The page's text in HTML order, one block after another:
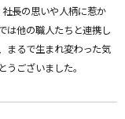
長の思いや人柄に惹か
は他の職人たちと連携し
まるで生まれ変わった気
ございました。